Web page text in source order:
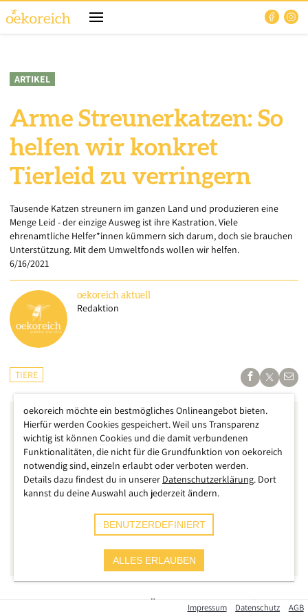
ARTIKEL
Arme Streunerkatzen: So
helfen wir konkret
Tierleid zu verringern
Tausende Katzen streunern im ganzen Land und produzieren eine
Menge Leid - der einzige Ausweg ist ihre Kastration. Viele
ehrenamtliche Helfer*innen kümmern sich darum, doch sie brauchen
Unterstützung. Mit dem Umweltfonds wollen wir helfen.
6/16/2021
oekoreich aktuell
Redaktion
TIERE
Das „Problem“ gibt es in ganz Österreich, in den großen
Impressum Datenschutz AGB
oekoreich möchte ein bestmögliches Onlineangebot bieten.
Hierfür werden Cookies gespeichert. Weil uns Transparenz
wichtig ist können Cookies und die damit verbundenen
Funktionalitäten, die nicht für die Grundfunktion von oekoreich
notwendig sind, einzeln erlaubt oder verboten werden.
Details dazu findest du in unserer Datenschutzerklärung. Dort
kannst du deine Auswahl auch jederzeit ändern.
BENUTZERDEFINIERT
ALLES ERLAUBEN